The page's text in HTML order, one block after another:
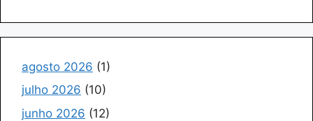
agosto 2026 (1)
julho 2026 (10)
junho 2026 (12)